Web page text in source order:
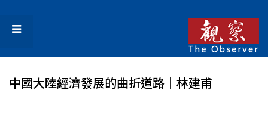
中國大陸經濟發展的曲折道路│林建甫